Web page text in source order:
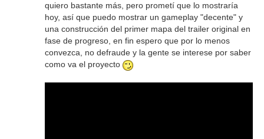
quiero bastante más, pero prometí que lo mostraría
hoy, así que puedo mostrar un gameplay "decente" y
una construcción del primer mapa del trailer original en
fase de progreso, en fin espero que por lo menos
convezca, no defraude y la gente se interese por saber
como va el proyecto